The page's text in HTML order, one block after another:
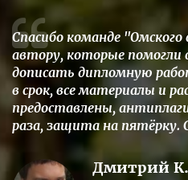
Спасибо команде
автору, которые помогли
дописать дипломную
в срок, все материалы и
предоставлены,
раза, защита на пятёрку.
Дмитрий К.